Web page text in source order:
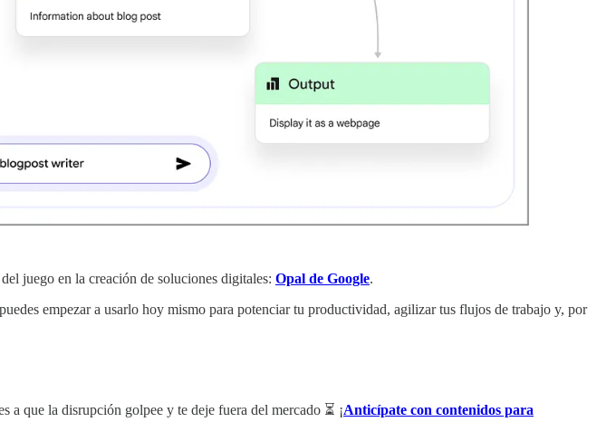
juego en la creación de soluciones digitales: Opal de Google.
empezar a usarlo hoy mismo para potenciar tu productividad, agilizar tus flujos de trabajo y, por
a que la disrupción golpee y te deje fuera del mercado ⏳ ¡Anticípate con contenidos para